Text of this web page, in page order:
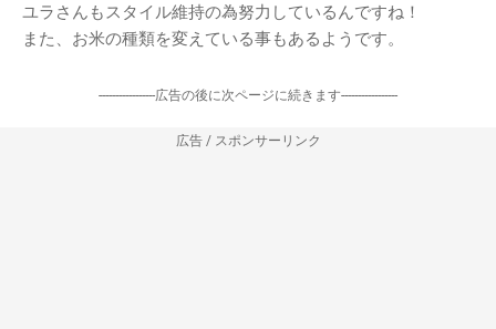
ユラさんもスタイル維持の為努力しているんですね！
また、お米の種類を変えている事もあるようです。
-----------------広告の後に次ページに続きます-----------------
広告 / スポンサーリンク